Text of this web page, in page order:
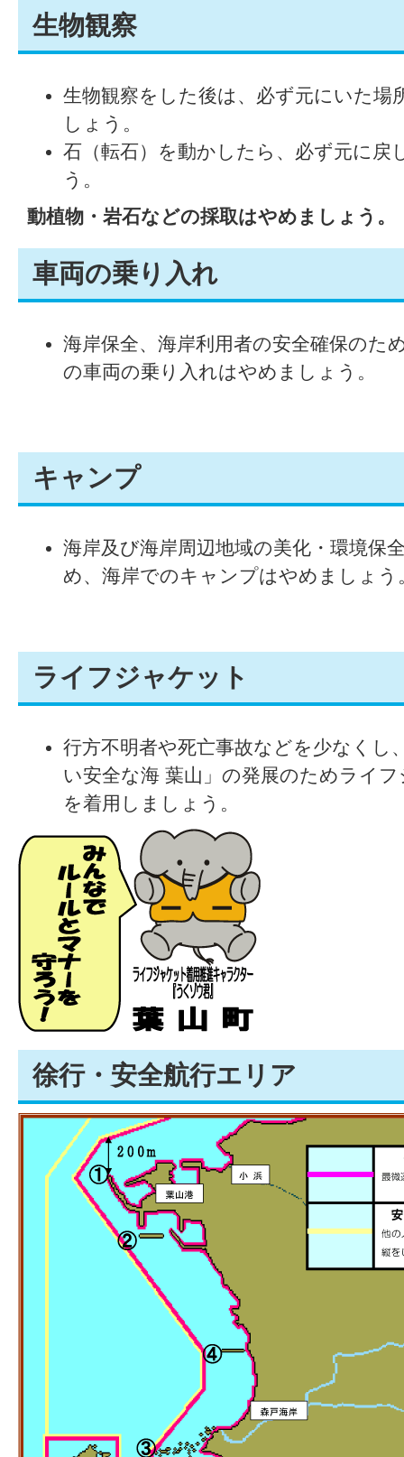
生物観察
生物観察をした後は、必ず元にいた場
しょう。
石（転石）を動かしたら、必ず元に戻
う。
動植物・岩石などの採取はやめましょう。
車両の乗り入れ
海岸保全、海岸利用者の安全確保のた
の車両の乗り入れはやめましょう。
キャンプ
海岸及び海岸周辺地域の美化・環境保
め、海岸でのキャンプはやめましょう
ライフジャケット
行方不明者や死亡事故などを少なくし
い安全な海 葉山」の発展のためライ
を着用しましょう。
徐行・安全航行エリア